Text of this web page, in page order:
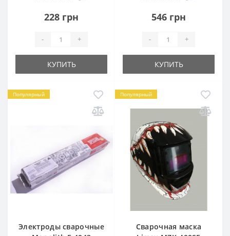
228 грн
- +
КУПИТЬ
546 грн
- +
КУПИТЬ
Популярный
Электроды сварочные
Популярный
Сварочная маска